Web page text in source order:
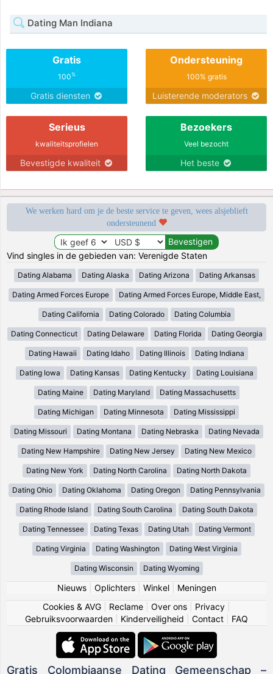
Dating Man Indiana
Gratis
100%
Gratis diensten
Ondersteuning
100% gratis
Luisterende moderators
Serieus
kwaliteitsprofielen
Bevestigde kwaliteit
Bezoekers
Veel bezocht
Het beste
We werken hard om je de beste service te geven, wees alsjeblieft
ondersteunend
Vind singles in de gebieden van: Verenigde Staten
Dating Alabama Dating Alaska Dating Arizona Dating Arkansas
Dating Armed Forces Europe Dating Armed Forces Europe, Middle East,
Dating California Dating Colorado Dating Columbia
Dating Connecticut Dating Delaware Dating Florida Dating Georgia
Dating Hawaii Dating Idaho Dating Illinois Dating Indiana
Dating Iowa Dating Kansas Dating Kentucky Dating Louisiana
Dating Maine Dating Maryland Dating Massachusetts
Dating Michigan Dating Minnesota Dating Mississippi
Dating Missouri Dating Montana Dating Nebraska Dating Nevada
Dating New Hampshire Dating New Jersey Dating New Mexico
Dating New York Dating North Carolina Dating North Dakota
Dating Ohio Dating Oklahoma Dating Oregon Dating Pennsylvania
Dating Rhode Island Dating South Carolina Dating South Dakota
Dating Tennessee Dating Texas Dating Utah Dating Vermont
Dating Virginia Dating Washington Dating West Virginia
Dating Wisconsin Dating Wyoming
Nieuws| Oplichters| Winkel| Meningen
Cookies & AVG
Reclame Over ons Privacy
Gebruiksvoorwaarden
Kinderveiligheid Contact FAQ
Gratis Colombiaanse Dating Gemeenschap –